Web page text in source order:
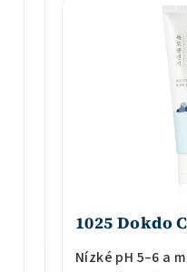
1025 Dokdo
Nízké pH 5–6 a